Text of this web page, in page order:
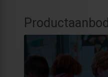
Productaanbod